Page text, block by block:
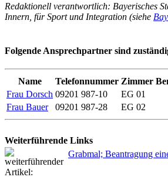
Redaktionell verantwortlich: Bayerisches
Innern, für Sport und Integration (siehe
Folgende Ansprechpartner sind
Name Telefonnummer Zimmer
Frau Dorsch 09201 987-10
EG 01
Frau Bauer
09201 987-28 EG 02
Weiterführende Links
Grabmal; Beantragung